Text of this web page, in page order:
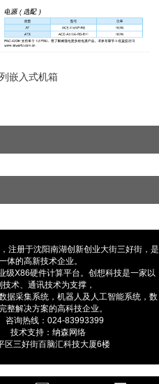
嵌入式机箱
注册于沈阳南湖创新创业大街三好街，是
体的高新技术企业。
级X86硬件计算平台。创想科技是一家以
术、通讯技术为支撑，
据采集系统，机器人及人工智能系统，数
整解决方案的高科技企业。
询热线：024-83993399
技术支持：纳森网络
区三好街百脑汇科技大厦6楼